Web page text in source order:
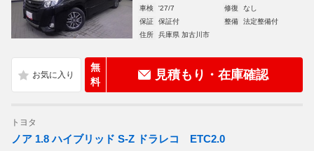
車検
'27/7 修復
なし
保証
保証付 整備
法定整備付
住所
兵庫県 加古川市
無
料
見積もり・在庫確認
トヨタ
ノア 1.8 ハイブリッド S-Z ドラレコ ETC2.0